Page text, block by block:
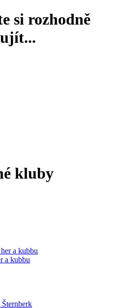
si rozhodně
kluby
a kubbu